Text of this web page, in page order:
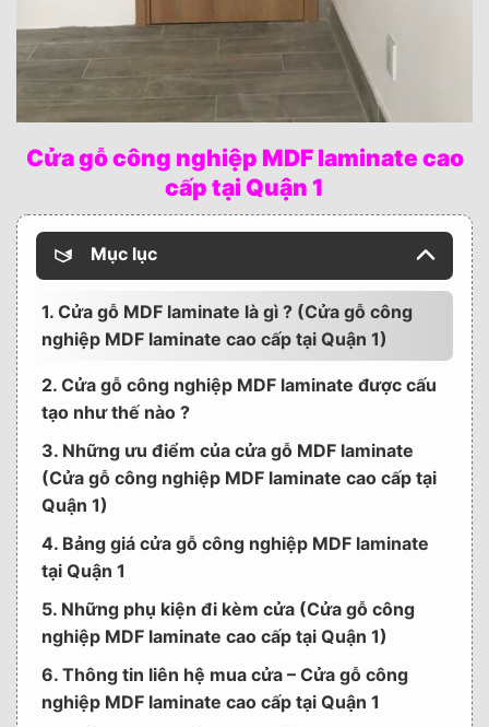
Cửa gỗ công nghiệp MDF laminate cao
cấp tại Quận 1
Mục lục
1. Cửa gỗ MDF laminate là gì ? (Cửa gỗ công
nghiệp MDF laminate cao cấp tại Quận 1)
2. Cửa gỗ công nghiệp MDF laminate được cấu
tạo như thế nào ?
3. Những ưu điểm của cửa gỗ MDF laminate
(Cửa gỗ công nghiệp MDF laminate cao cấp tại
Quận 1)
4. Bảng giá cửa gỗ công nghiệp MDF laminate
tại Quận 1
5. Những phụ kiện đi kèm cửa (Cửa gỗ công
nghiệp MDF laminate cao cấp tại Quận 1)
6. Thông tin liên hệ mua cửa – Cửa gỗ công
nghiệp MDF laminate cao cấp tại Quận 1